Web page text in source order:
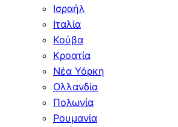
Ισραήλ
Ιταλία
Κούβα
Κροατία
Νέα Υόρκη
Ολλανδία
Πολωνία
Ρουμανία